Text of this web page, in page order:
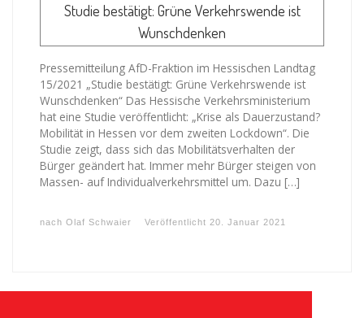
Studie bestätigt: Grüne Verkehrswende ist
Wunschdenken
Pressemitteilung AfD-Fraktion im Hessischen Landtag
15/2021 „Studie bestätigt: Grüne Verkehrswende ist
Wunschdenken“ Das Hessische Verkehrsministerium
hat eine Studie veröffentlicht: „Krise als Dauerzustand?
Mobilität in Hessen vor dem zweiten Lockdown“. Die
Studie zeigt, dass sich das Mobilitätsverhalten der
Bürger geändert hat. Immer mehr Bürger steigen von
Massen- auf Individualverkehrsmittel um. Dazu […]
nachOlaf Schwaier Veröffentlicht 20. Januar 2021